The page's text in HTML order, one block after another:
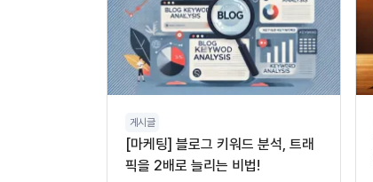
게시글
[마케팅] 블로그 키워드 분석, 트래
픽을 2배로 늘리는 비법!